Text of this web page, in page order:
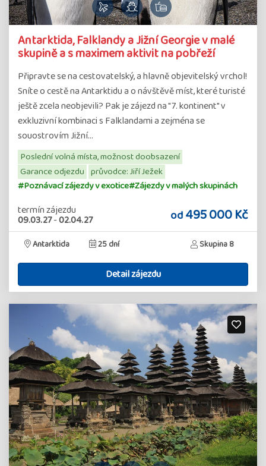
Antarktida, Falklandy a Jižní Georgie v malé
skupině a s maximem aktivit na pobřeží
Připravte se na cestovatelský, a hlavně objevitelský vrchol!
Sníte o cestě na Antarktidu a o návštěvě míst, které turisté
ještě zcela neobjevili? Pak je zájezd na "7. kontinent" v
exkluzivní kombinaci s Falklandami a zejména se
souostrovím Jižní…
Poslední volná místa, možnost doobsazení
Garance odjezdu průvodce: Jiří Ježek
#Poznávací zájezdy v exotice#Zájezdy v malých skupinách
termín zájezdu
09.03.27-02.04.27 od495 000 Kč
Antarktida 25 dní Skupina 8
Detail zájezdu